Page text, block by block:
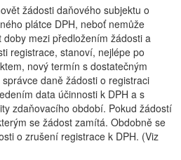
žádosti daňového subjektu o
plátce DPH, neboť nemůže
mezi předložením žádosti a
registrace, stanoví, nejlépe po
nový termín s dostatečným
daně žádosti o registraci
data účinnosti k DPH a s
zdaňovacího období. Pokud žádostí
se žádost zamítá. Obdobně se
o zrušení registrace k DPH. (Viz